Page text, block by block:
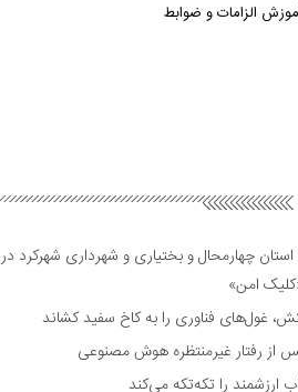
الزامات و ضوابط
چهارمحال و بختیاری و شهرداری شهرکرد در
امن»
غول‌های فناوری را به کاخ سفید کشاند
از رفتار غیرمنتظره هوش مصنوعی
ارزشمند را تکه‌تکه می‌کند